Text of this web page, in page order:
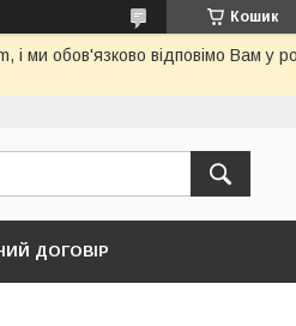
Кошик
ми обов'язково відповімо Вам у
ДОГОВІР